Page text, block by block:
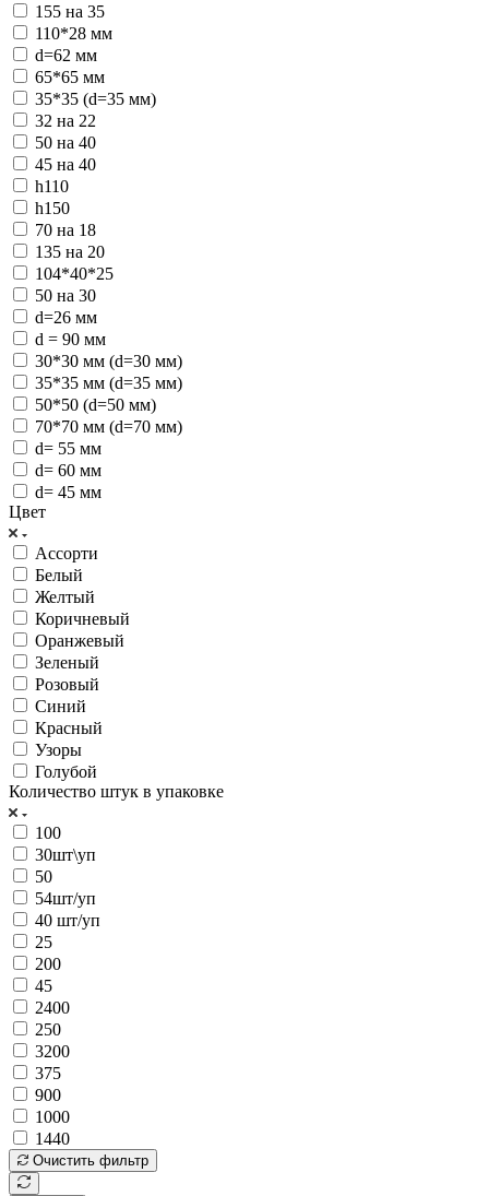
155 на 35
110*28 мм
d=62 мм
65*65 мм
35*35 (d=35 мм)
32 на 22
50 на 40
45 на 40
h110
h150
70 на 18
135 на 20
104*40*25
50 на 30
d=26 мм
d = 90 мм
30*30 мм (d=30 мм)
35*35 мм (d=35 мм)
50*50 (d=50 мм)
70*70 мм (d=70 мм)
d= 55 мм
d= 60 мм
d= 45 мм
Цвет
Ассорти
Белый
Желтый
Коричневый
Оранжевый
Зеленый
Розовый
Синий
Красный
Узоры
Голубой
Количество штук в упаковке
100
30шт\уп
50
54шт/уп
40 шт/уп
25
200
45
2400
250
3200
375
900
1000
1440
Очистить фильтр